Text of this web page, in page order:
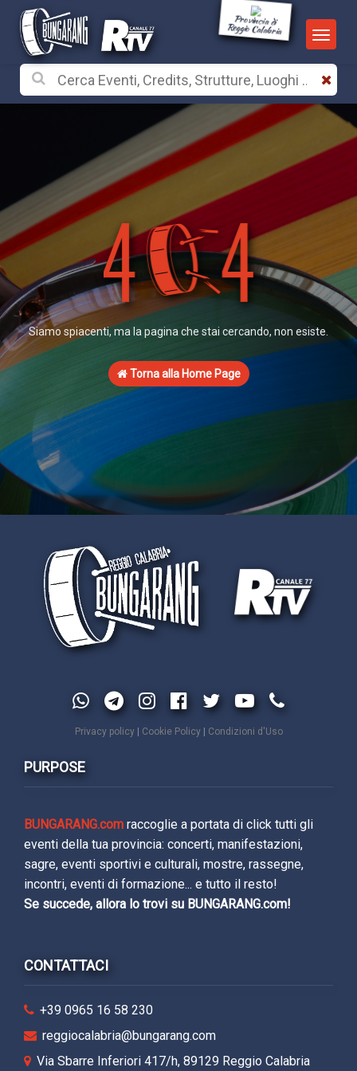
Provincia di
Reggio Calabria
Siamo spiacenti, ma la pagina che stai cercando, non esiste.
Torna alla Home Page
Privacy policy| Cookie Policy| Condizioni d'Uso
PURPOSE
BUNGARANG.com raccoglie a portata di click tutti gli
eventi della tua provincia: concerti, manifestazioni,
sagre, eventi sportivi e culturali, mostre, rassegne,
incontri, eventi di formazione... e tutto il resto!
Se succede, allora lo trovi su BUNGARANG.com!
CONTATTACI
+39 0965 16 58 230
reggiocalabria@bungarang.com
Via Sbarre Inferiori 417/h, 89129 Reggio Calabria